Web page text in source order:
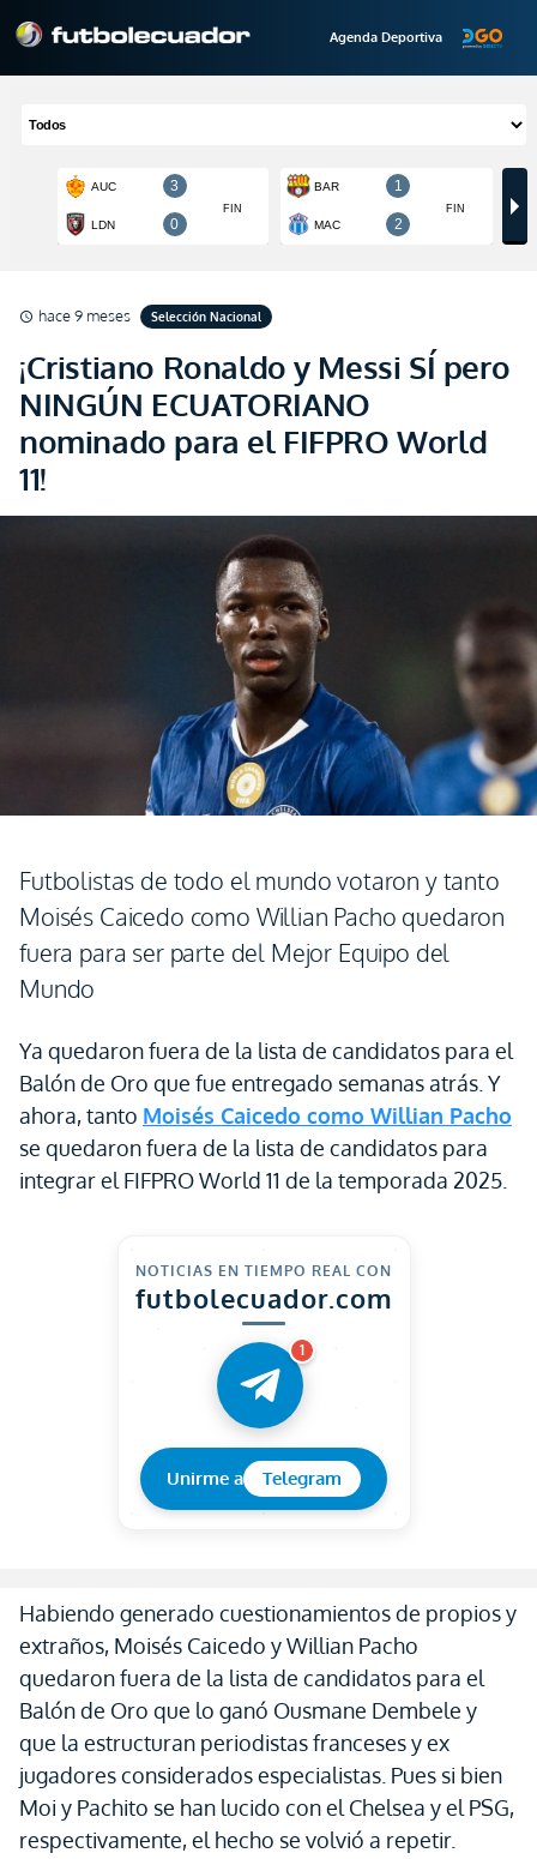
Agenda Deportiva
schedule hace 9 meses Selección Nacional
¡Cristiano Ronaldo y Messi SÍ pero
NINGÚN ECUATORIANO
nominado para el FIFPRO World
11!
Futbolistas de todo el mundo votaron y tanto
Moisés Caicedo como Willian Pacho quedaron
fuera para ser parte del Mejor Equipo del
Mundo
Ya quedaron fuera de la lista de candidatos para el
Balón de Oro que fue entregado semanas atrás. Y
ahora, tanto Moisés Caicedo como Willian Pacho
se quedaron fuera de la lista de candidatos para
integrar el FIFPRO World 11 de la temporada 2025.
NOTICIAS EN TIEMPO REAL CON
futbolecuador.com
1
Unirme a Telegram
Habiendo generado cuestionamientos de propios y
extraños, Moisés Caicedo y Willian Pacho
quedaron fuera de la lista de candidatos para el
Balón de Oro que lo ganó Ousmane Dembele y
que la estructuran periodistas franceses y ex
jugadores considerados especialistas. Pues si bien
Moi y Pachito se han lucido con el Chelsea y el PSG,
respectivamente, el hecho se volvió a repetir.